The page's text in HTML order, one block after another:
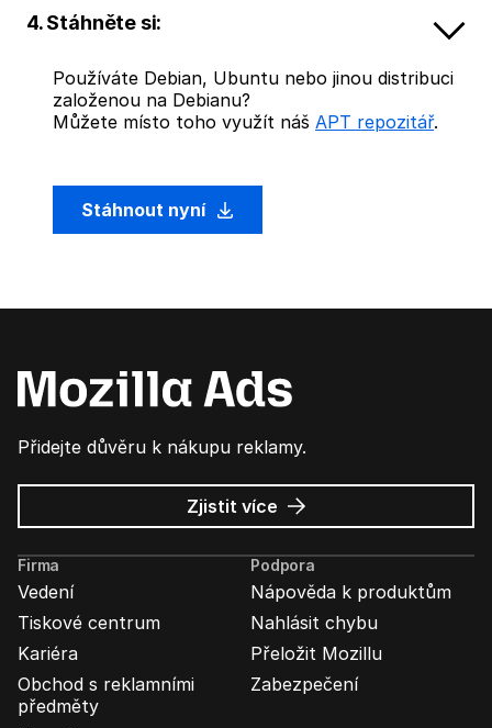
4. Stáhněte si:
Používáte Debian, Ubuntu nebo jinou distribuci
založenou na Debianu?
Můžete místo toho využít náš APT repozitář.
Stáhnout nyní
Přidejte důvěru k nákupu reklamy.
Zjistit více o
Mozilla
Ads
Firma
Vedení
Tiskové centrum
Kariéra
Obchod s reklamními
předměty
Podpora
Nápověda k produktům
Nahlásit chybu
Přeložit Mozillu
Zabezpečení